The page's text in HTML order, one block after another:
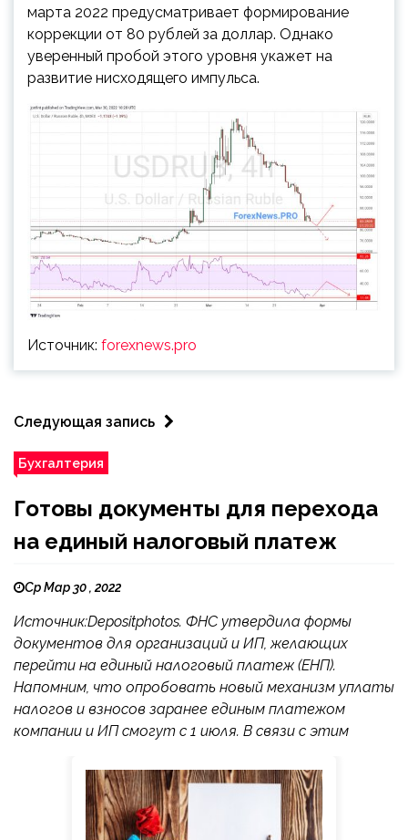
марта 2022 предусматривает формирование
коррекции от 80 рублей за доллар. Однако
уверенный пробой этого уровня укажет на
развитие нисходящего импульса.
Источник: forexnews.pro
Следующая запись
Бухгалтерия
Готовы документы для перехода
на единый налоговый платеж
Ср Мар 30 , 2022
Источник:Depositphotos. ФНС утвердила формы
документов для организаций и ИП, желающих
перейти на единый налоговый платеж (ЕНП).
Напомним, что опробовать новый механизм уплаты
налогов и взносов заранее единым платежом
компании и ИП смогут с 1 июля. В связи с этим